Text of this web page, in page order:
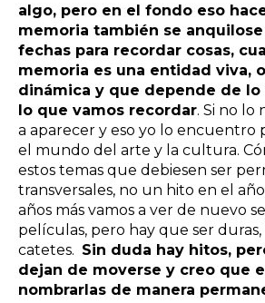
algo, pero en el fondo eso
memoria también se
fechas para recordar cosas,
memoria es una entidad viva,
dinámica y que depende de lo
lo que vamos recordar. Si no lo
a aparecer y eso yo lo encuentro
el mundo del arte y la cultura.
estos temas que debiesen ser
transversales, no un hito en el
años más vamos a ver de nuevo
películas, pero hay que ser
catetes. Sin duda hay hitos,
dejan de moverse y creo que
nombrarlas de manera